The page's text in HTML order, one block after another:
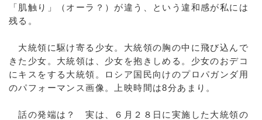
「肌触り」（オーラ？）が違う、という違和感が私には
残る。
大統領に駆け寄る少女。大統領の胸の中に飛び込んで
きた少女。大統領は、少女を抱きしめる。少女のおデコ
にキスをする大統領。ロシア国民向けのプロパガンダ用
のパフォーマンス画像。上映時間は8分あまり。
話の発端は？ 実は、６月２８日に実施した大統領の